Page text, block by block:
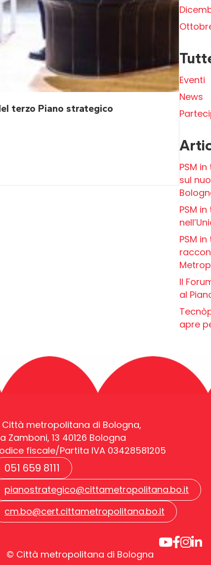
terzo Piano strategico
Eventi
News
PSM
sul
PSM
PSM
Il
al
apre
metropolitana di Bologna,
Zamboni, 13 40126 Bologna
fiscale/Partita IVA 03428581205
051 659 8111
pianostrategico@cittametropolitana.bo.it
cm.bo@cert.cittametropolitana.bo.it
© Città metropolitana di Bologna